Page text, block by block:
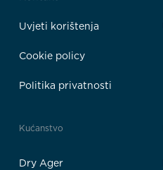
Uvjeti korištenja
Cookie policy
Politika privatnosti
Kućanstvo
Dry Ager